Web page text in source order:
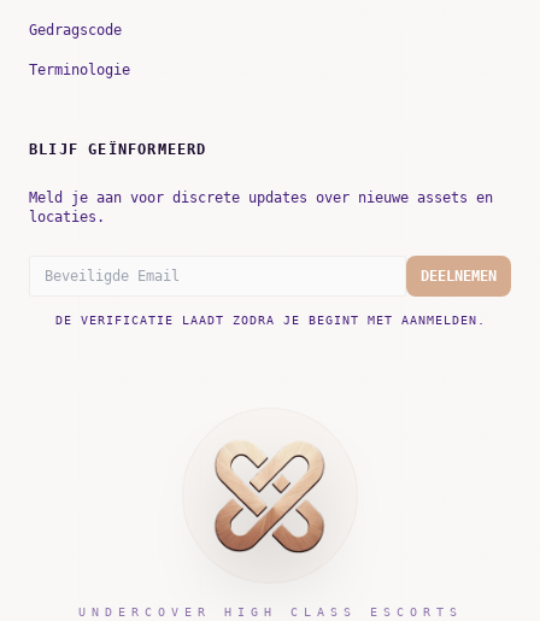
Gedragscode
Terminologie
BLIJF GEÏNFORMEERD
Meld je aan voor discrete updates over nieuwe assets en
locaties.
DEELNEMEN
DE VERIFICATIE LAADT ZODRA JE BEGINT MET AANMELDEN.
UNDERCOVER HIGH CLASS ESCORTS